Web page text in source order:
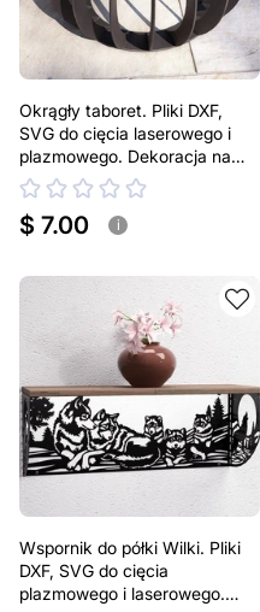
Okrągły taboret. Pliki DXF,
SVG do cięcia laserowego i
plazmowego. Dekoracja na
podwórko
$ 7.00 i
Wspornik do półki Wilki. Pliki
DXF, SVG do cięcia
plazmowego i laserowego.